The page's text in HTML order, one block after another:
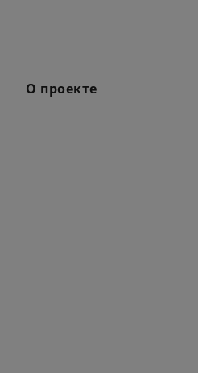
О проекте